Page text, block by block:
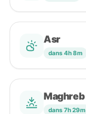
Asr
dans 4h 8m
Maghreb
dans 7h 29m